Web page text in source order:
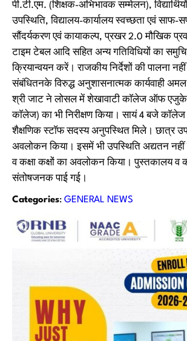
पी.टी.एम. (शिक्षक-अभिभावक सम्मेलन),
उपस्थिति, विद्यालय-कार्यालय स्वच्छता एवं साफ-
सौंदर्यकरण एवं कायाकल्प, प्रखर 2.0 मौखिक
टाइम टेबल आदि सहित अन्य गतिविधियों का
क्रियान्वयन करें। राजकीय निर्देशों की पालना
संबंधितनके विरुद्ध अनुशासनात्मक कार्यवाही अमल
श्री जाट ने लोसल में शेखावाटी काॅलेज ऑफ
काॅलेज) का भी निरीक्षण किया। सायं 4 बजे काॅलेज में
शैक्षणिक स्टाॅफ सदस्य अनुपस्थित मिले। छात्र
अवलोकन किया। इसमें भी उपस्थिति अद्यतन
व कक्षा कक्षों का अवलोकन किया। पुस्तकालय व
संतोषजनक पाई गई।
Categories: GENERAL NEWS